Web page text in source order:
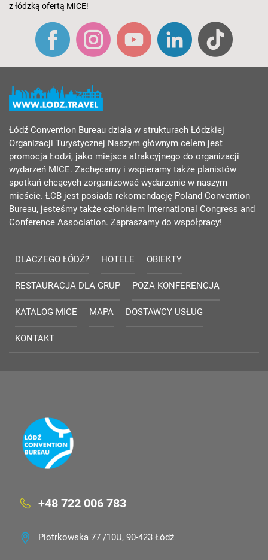
z łódzką ofertą MICE!
Łódź Convention Bureau działa w strukturach Łódzkiej
Organizacji Turystycznej Naszym głównym celem jest
promocja Łodzi, jako miejsca atrakcyjnego do organizacji
wydarzeń MICE. Zachęcamy i wspieramy także planistów
spotkań chcących zorganizować wydarzenie w naszym
mieście. ŁCB jest posiada rekomendację Poland Convention
Bureau, jesteśmy także członkiem International Congress and
Conference Association. Zapraszamy do współpracy!
DLACZEGO ŁÓDŹ? HOTELE OBIEKTY
RESTAURACJA DLA GRUP POZA KONFERENCJĄ
KATALOG MICE MAPA DOSTAWCY USŁUG
KONTAKT
+48 722 006 783
Piotrkowska 77 /10U, 90-423 Łódź